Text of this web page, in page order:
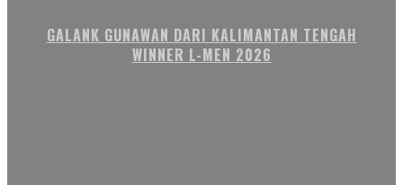
GALANK GUNAWAN DARI KALIMANTAN TENGAH
WINNER L-MEN 2026